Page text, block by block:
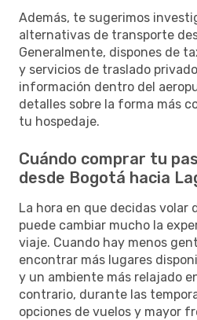
Además, te sugerimos
alternativas de transporte
Generalmente, dispones de
y servicios de traslado
información dentro del
detalles sobre la forma más
tu hospedaje.
Cuándo comprar tu
desde Bogotá hacia
La hora en que decidas volar
puede cambiar mucho la
viaje. Cuando hay menos
encontrar más lugares
y un ambiente más relajado
contrario, durante las
opciones de vuelos y mayor